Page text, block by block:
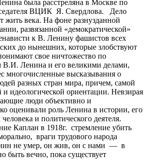
была расстреляна в Москве по
ВЦИК Я. Свердлова. Дело
жить века. На фоне разнузданной
развязанной «демократической»
к В. Ленину фашистов всех
до нынешних, которые злобствуют
свое ничтожество по
В.И. Ленина и его великими делами,
многочисленные высказывания о
разных стран мира, причем, самой
и идеологической ориентации. Невзирая
люди объективно и
оценивали роль Ленина в истории, его
и политического деятеля.
Каплан в 1918г. стремление убить
враги трудового народа
не умер, он жив, он с нами — в
быть вечно, пока существует